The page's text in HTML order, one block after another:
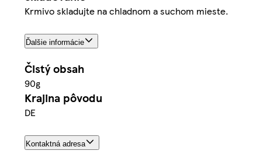
Krmivo skladujte na chladnom a suchom mieste.
Ďalšie informácie
Čistý obsah
90g
Krajina pôvodu
DE
Kontaktná adresa